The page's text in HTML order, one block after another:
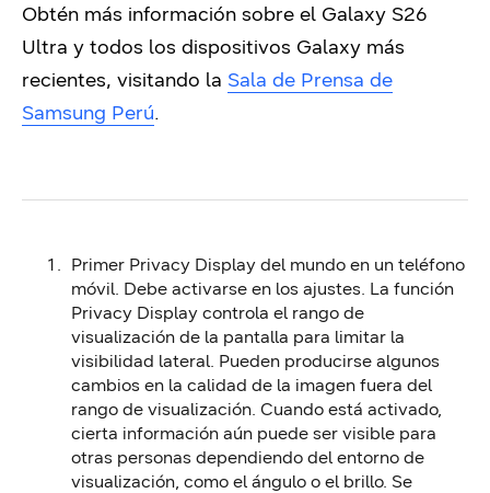
Obtén más información sobre el Galaxy S26
Ultra y todos los dispositivos Galaxy más
recientes, visitando la Sala de Prensa de
Samsung Perú.
Primer Privacy Display del mundo en un teléfono
móvil. Debe activarse en los ajustes. La función
Privacy Display controla el rango de
visualización de la pantalla para limitar la
visibilidad lateral. Pueden producirse algunos
cambios en la calidad de la imagen fuera del
rango de visualización. Cuando está activado,
cierta información aún puede ser visible para
otras personas dependiendo del entorno de
visualización, como el ángulo o el brillo. Se